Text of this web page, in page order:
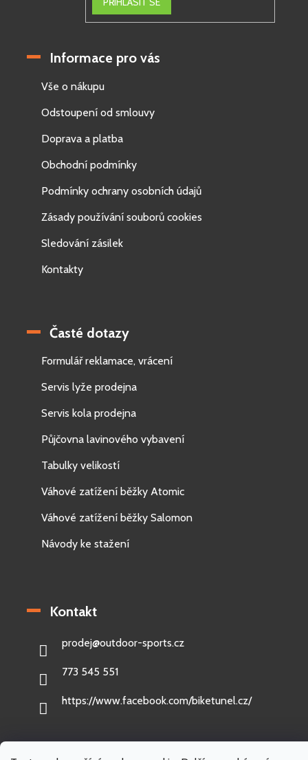
Informace pro vás
Vše o nákupu
Odstoupení od smlouvy
Doprava a platba
Obchodní podmínky
Podmínky ochrany osobních údajů
Zásady používání souborů cookies
Sledování zásilek
Kontakty
Časté dotazy
Formulář reklamace, vrácení
Servis lyže prodejna
Servis kola prodejna
Půjčovna lavinového vybavení
Tabulky velikostí
Váhové zatížení běžky Atomic
Váhové zatížení běžky Salomon
Návody ke stažení
Kontakt
prodej@outdoor-sports.cz
773 545 551
https://www.facebook.com/biketunel.cz/